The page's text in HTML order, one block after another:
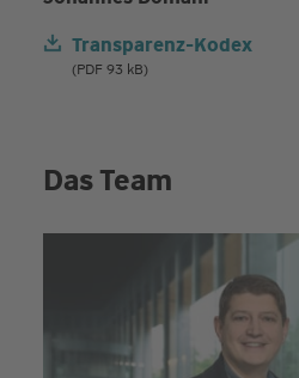
Transparenz-Kodex
(PDF 93 kB)
Das Team